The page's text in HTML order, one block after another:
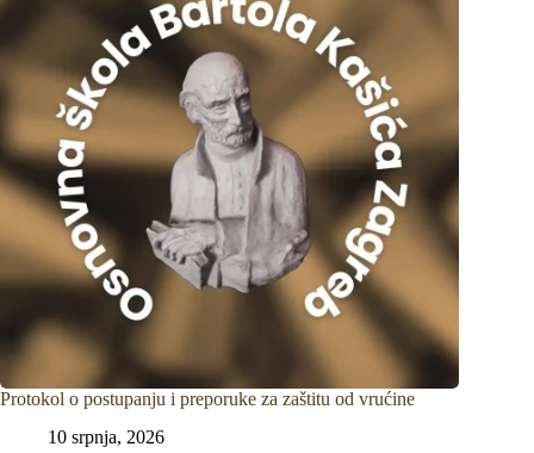
Protokol o postupanju i preporuke za zaštitu od vrućine
10 srpnja, 2026